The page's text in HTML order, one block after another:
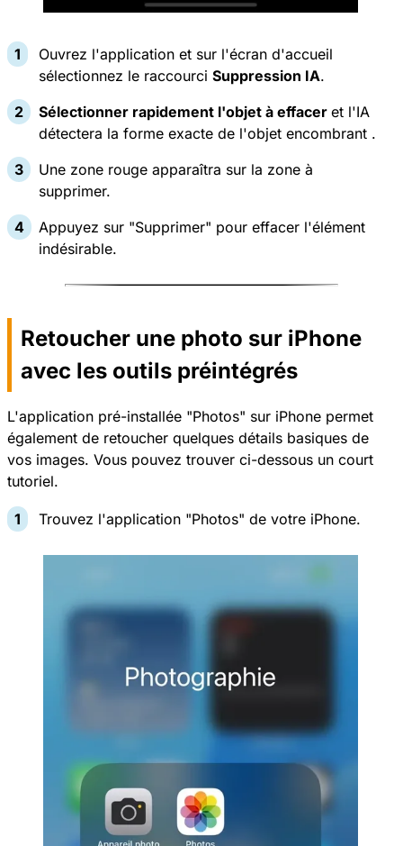
Ouvrez l'application et sur l'écran d'accueil
sélectionnez le raccourci Suppression IA.
Sélectionner rapidement l'objet à effacer et l'IA
détectera la forme exacte de l'objet encombrant .
Une zone rouge apparaîtra sur la zone à
supprimer.
Appuyez sur "Supprimer" pour effacer l'élément
indésirable.
Retoucher une photo sur iPhone
avec les outils préintégrés
L'application pré-installée "Photos" sur iPhone permet
également de retoucher quelques détails basiques de
vos images. Vous pouvez trouver ci-dessous un court
tutoriel.
Trouvez l'application "Photos" de votre iPhone.